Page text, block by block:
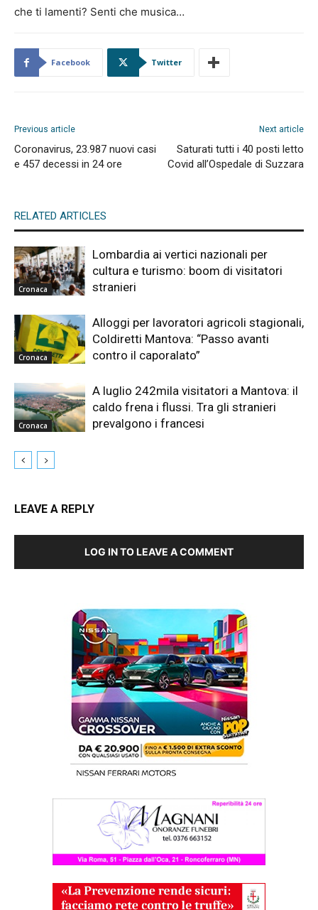
che ti lamenti? Senti che musica…
Facebook Twitter
Previous article
Coronavirus, 23.987 nuovi casi
e 457 decessi in 24 ore
Next article
Saturati tutti i 40 posti letto
Covid all’Ospedale di Suzzara
RELATED ARTICLES
Cronaca
Lombardia ai vertici nazionali per
cultura e turismo: boom di visitatori
stranieri
Cronaca
Alloggi per lavoratori agricoli stagionali,
Coldiretti Mantova: “Passo avanti
contro il caporalato”
Cronaca
A luglio 242mila visitatori a Mantova: il
caldo frena i flussi. Tra gli stranieri
prevalgono i francesi
LEAVE A REPLY
LOG IN TO LEAVE A COMMENT